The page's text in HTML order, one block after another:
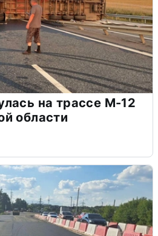
на трассе М-12
области